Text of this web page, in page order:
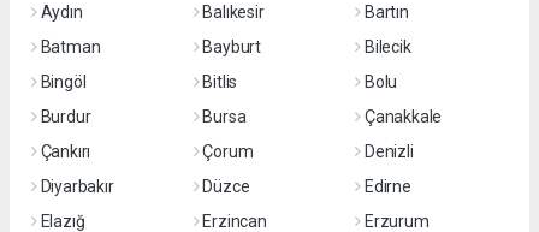
Aydın
Balıkesir
Bartın
Batman
Bayburt
Bilecik
Bingöl
Bitlis
Bolu
Burdur
Bursa
Çanakkale
Çankırı
Çorum
Denizli
Diyarbakır
Düzce
Edirne
Elazığ
Erzincan
Erzurum